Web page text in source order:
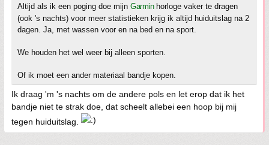
Altijd als ik een poging doe mijn Garminhorloge vaker te dragen
(ook 's nachts) voor meer statistieken krijg ik altijd huiduitslag na 2
dagen. Ja, met wassen voor en na bed en na sport.
We houden het wel weer bij alleen sporten.
Of ik moet een ander materiaal bandje kopen.
Ik draag 'm 's nachts om de andere pols en let erop dat ik het
bandje niet te strak doe, dat scheelt allebei een hoop bij mij
tegen huiduitslag.